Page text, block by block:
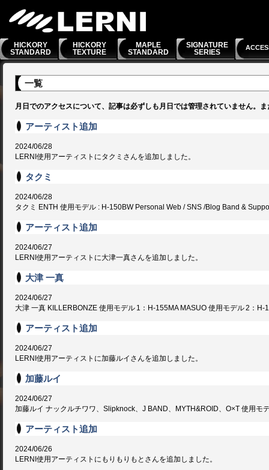
HICKORY
STANDARD
HICKORY
TEXTURE
MAPLE
STANDARD
SIGNATURE
SERIES
一覧
月日でのアクセスについて、記事は必ずしも月日では管理されていません。
アーティスト追加
2024/06/28
LERNI使用アーティストにタクミさんを追加しました。
タクミ
2024/06/28
タクミ ENTH 使用モデル : H-150BW Personal Web / SNS /Blog Band &
アーティスト追加
2024/06/27
LERNI使用アーティストに大津一真さんを追加しました。
大津 一真
2024/06/27
大津 一真 KILLERBONZE 使用モデル 1：H-155MA MASUO 使用モデル 2：
アーティスト追加
2024/06/27
LERNI使用アーティストに加藤ルイさんを追加しました。
加藤ルイ
2024/06/27
加藤ルイ ナックルチワワ、Slipknock、J BAND、MYTH&ROID、O×T 使用
アーティスト追加
2024/06/26
LERNI使用アーティストにもりもりもとさんを追加しました。